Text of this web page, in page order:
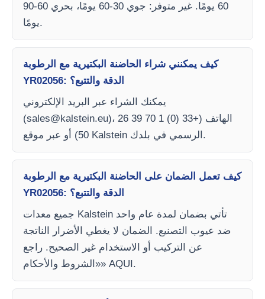
60 يومًا. غير متوفر: جوي 30-60 يومًا، بحري 60-90
يومًا.
كيف يمكنني شراء الحاضنة البكتيرية مع الرطوبة
YR02056: الدقة والتتبع؟
يمكنك الشراء عبر البريد الإلكتروني
(sales@kalstein.eu)، الهاتف (+33 (0) 1 70 39 26
50) أو عبر موقع Kalstein الرسمي في بلدك.
كيف تعمل الضمان على الحاضنة البكتيرية مع الرطوبة
YR02056: الدقة والتتبع؟
جميع معدات Kalstein تأتي بضمان لمدة عام واحد
ضد عيوب التصنيع. الضمان لا يغطي الأضرار الناتجة
عن التركيب أو الاستخدام غير الصحيح. راجع
«الشروط والأحكام» AQUI.